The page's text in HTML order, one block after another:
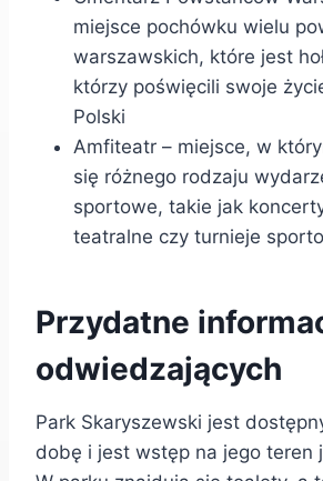
miejsce pochówku wielu
warszawskich, które jest
którzy poświęcili swoje
Polski
Amfiteatr – miejsce, w
się różnego rodzaju
sportowe, takie jak
teatralne czy turnieje
Przydatne
odwiedzających
Park Skaryszewski jest
dobę i jest wstęp na jego teren